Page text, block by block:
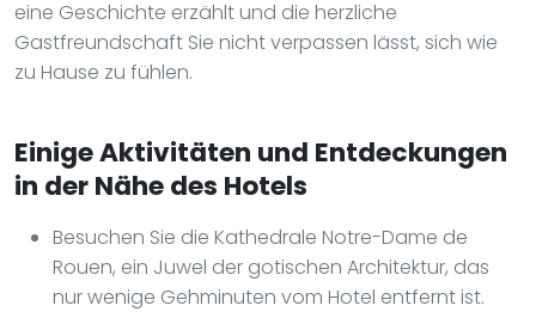
eine Geschichte erzählt und die herzliche
Gastfreundschaft Sie nicht verpassen lässt, sich wie
zu Hause zu fühlen.
Einige Aktivitäten und Entdeckungen
in der Nähe des Hotels
Besuchen Sie die Kathedrale Notre-Dame de
Rouen, ein Juwel der gotischen Architektur, das
nur wenige Gehminuten vom Hotel entfernt ist.